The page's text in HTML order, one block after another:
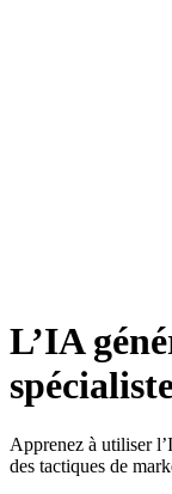
L’IA
Apprenez à utiliser
des tactiques de